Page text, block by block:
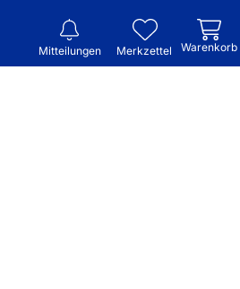
Mitteilungen Merkzettel Warenkorb